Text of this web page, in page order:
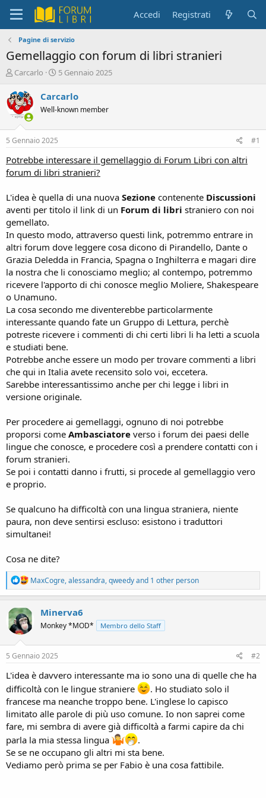
Accedi Registrati
Pagine di servizio
Gemellaggio con forum di libri stranieri
C
e
a
t
r
e
D
i
s
u
s
s
o
n
e
Carcarlo
D
t
a
d
i
z
i
5 Gennaio 2025
Carcarlo
Well-known member
5 Gennaio 2025 #1
Potrebbe interessare il gemellaggio di Forum Libri con altri
forum di libri stranieri?
L'idea è quella di una nuova Sezione contenente Discussioni
aventi per titolo il link di un Forum di libri straniero con noi
gemellato.
In questo modo, attraverso questi link, potremmo entrare in
altri forum dove leggere cosa dicono di Pirandello, Dante o
Grazia Deledda in Francia, Spagna o Inghilterra e magari dire
la nostra che li conosciamo meglio; al contempo, potremmo
ricevere l'apporto di chi conosce meglio Moliere, Shakespeare
o Unamuno.
La cosa secondo me diventerebbe particolarmente
interessante quando fate un Gruppo di Lettura, perchè
potreste ricevere i commenti di chi certi libri li ha letti a scuola
e studiati bene.
Potrebbe anche essere un modo per trovare commenti a libri
che qui in Italia avete recensito solo voi, eccetera.
Sarebbe interessantissimo anche per chi legge i libri in
versione originale.
Per procedere ai gemellaggi, ognuno di noi potrebbe
proporsi come Ambasciatore verso i forum dei paesi delle
lingue che conosce, e procedere così a prendere contatti con i
forum stranieri.
Se poi i contatti danno i frutti, si procede al gemellaggio vero
e proprio.
Se qualcuno ha difficoltà con una lingua straniera, niente
paura, non deve sentirsi escluso: esistono i traduttori
simultanei!
Cosa ne dite?
R
e
a
t
i
n
s
MaxCogre,alessandra,qweedyand 1 other person
Minerva6
Monkey *MOD* Membro dello Staff
5 Gennaio 2025 #2
L'idea è davvero interessante ma io sono una di quelle che ha
difficoltà con le lingue straniere
. Ho studiato solo il
francese ma neanche troppo bene. L'inglese lo capisco
limitato alle parole di più uso comune. Io non saprei come
fare, mi sembra di avere già difficoltà a farmi capire da chi
parla la mia stessa lingua
.
Se se ne occupano gli altri mi sta bene.
Vediamo però prima se per Fabio è una cosa fattibile.